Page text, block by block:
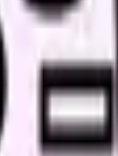
の健康確保と
第13条・施行令
立した改正労働安
の最新情報と準備
わります（HE1）。